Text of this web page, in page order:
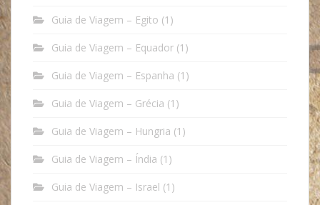
Guia de Viagem – Egito (1)
Guia de Viagem – Equador (1)
Guia de Viagem – Espanha (1)
Guia de Viagem – Grécia (1)
Guia de Viagem – Hungria (1)
Guia de Viagem – Índia (1)
Guia de Viagem – Israel (1)